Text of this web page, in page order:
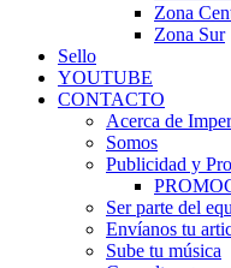
Zona
Zona Sur
Sello
YOUTUBE
CONTACTO
Acerca de
Somos
Publicidad y
Ser parte del
Envíanos tu
Sube tu música